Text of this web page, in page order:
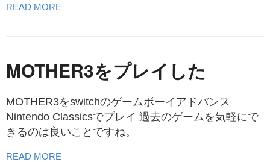
READ MORE
MOTHER3をプレイした
MOTHER3をswitchのゲームボーイアドバンス
Nintendo Classicsでプレイ 過去のゲームを気軽にで
きるのは良いことですね。
READ MORE